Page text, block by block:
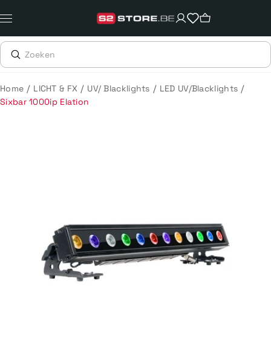
naar
content
Home / LICHT & FX / UV/ Blacklights / LED UV/Blacklights /
Sixbar 1000ip Elation